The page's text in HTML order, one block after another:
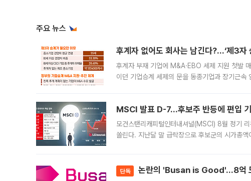
주요 뉴스
후계자 없어도 회사는 남긴다?…‘제3자
후계자 부재 기업에 M&A·EBO 세제 지원 첫발
이던 기업승계 세제의 문을 동종기업과 장기근
MSCI 발표 D-7…후보주 반등에 편입
모건스탠리캐피털인터내셔널(MSCI) 8월 정기
쏠린다. 지난달 말 급락장으로 후보군의 시가총
단독 논란의 'Busan is Good'…8억